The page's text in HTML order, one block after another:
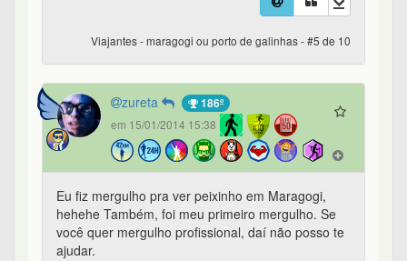
Viajantes - maragogi ou porto de galinhas - #5 de 10
zureta 186º
em 15/01/2014 15:38
Eu fiz mergulho pra ver peixinho em Maragogi,
hehehe Também, foi meu primeiro mergulho. Se
você quer mergulho profissional, daí não posso te
ajudar.